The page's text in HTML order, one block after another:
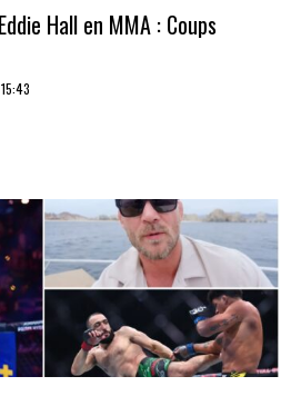
Hall en MMA : Coups